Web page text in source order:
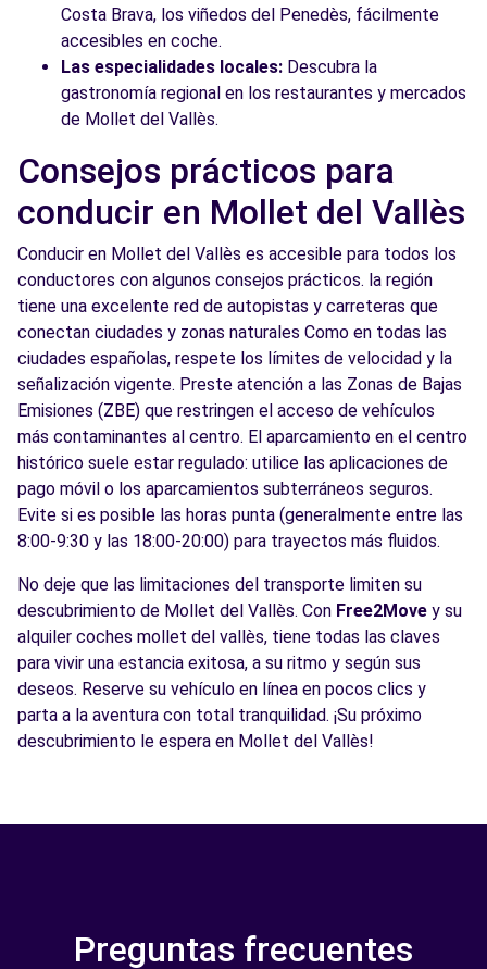
Costa Brava, los viñedos del Penedès, fácilmente
accesibles en coche.
Las especialidades locales: Descubra la
gastronomía regional en los restaurantes y mercados
de Mollet del Vallès.
Consejos prácticos para
conducir en Mollet del Vallès
Conducir en Mollet del Vallès es accesible para todos los
conductores con algunos consejos prácticos. la región
tiene una excelente red de autopistas y carreteras que
conectan ciudades y zonas naturales Como en todas las
ciudades españolas, respete los límites de velocidad y la
señalización vigente. Preste atención a las Zonas de Bajas
Emisiones (ZBE) que restringen el acceso de vehículos
más contaminantes al centro. El aparcamiento en el centro
histórico suele estar regulado: utilice las aplicaciones de
pago móvil o los aparcamientos subterráneos seguros.
Evite si es posible las horas punta (generalmente entre las
8:00-9:30 y las 18:00-20:00) para trayectos más fluidos.
No deje que las limitaciones del transporte limiten su
descubrimiento de Mollet del Vallès. Con Free2Move y su
alquiler coches mollet del vallès, tiene todas las claves
para vivir una estancia exitosa, a su ritmo y según sus
deseos. Reserve su vehículo en línea en pocos clics y
parta a la aventura con total tranquilidad. ¡Su próximo
descubrimiento le espera en Mollet del Vallès!
Preguntas frecuentes